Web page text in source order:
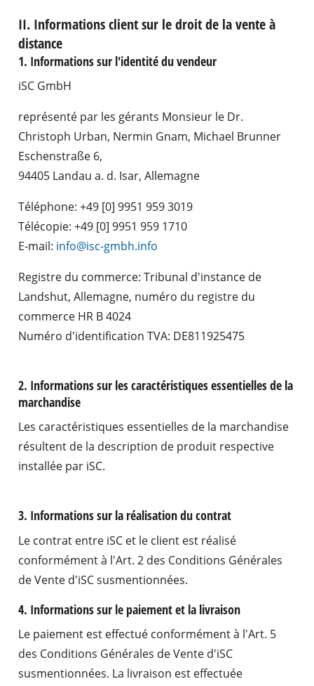
II. Informations client sur le droit de la vente à
distance
1. Informations sur l'identité du vendeur
iSC GmbH
représenté par les gérants Monsieur le Dr.
Christoph Urban, Nermin Gnam, Michael Brunner
Eschenstraße 6,
94405 Landau a. d. Isar, Allemagne
Téléphone: +49 [0] 9951 959 3019
Télécopie: +49 [0] 9951 959 1710
E-mail: info@isc-gmbh.info
Registre du commerce: Tribunal d'instance de
Landshut, Allemagne, numéro du registre du
commerce HR B 4024
Numéro d'identification TVA: DE811925475
2. Informations sur les caractéristiques essentielles de la
marchandise
Les caractéristiques essentielles de la marchandise
résultent de la description de produit respective
installée par iSC.
3. Informations sur la réalisation du contrat
Le contrat entre iSC et le client est réalisé
conformément à l'Art. 2 des Conditions Générales
de Vente d'iSC susmentionnées.
4. Informations sur le paiement et la livraison
Le paiement est effectué conformément à l'Art. 5
des Conditions Générales de Vente d'iSC
susmentionnées. La livraison est effectuée